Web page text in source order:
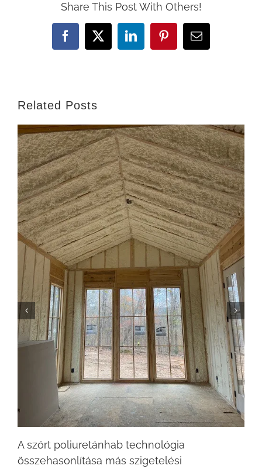
Share This Post With Others!
Facebook
X LinkedInPinterestEmail
Related Posts
A szórt poliuretánhab technológia
összehasonlítása más szigetelési